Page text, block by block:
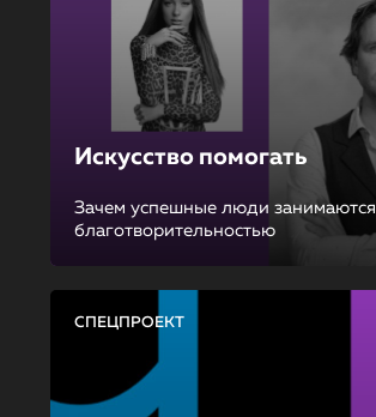
Искусство помогать
Зачем успешные люди занимаются
благотворительностью
СПЕЦПРОЕКТ